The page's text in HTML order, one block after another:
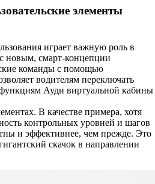
элементы
играет важную роль в
новым, смарт-концепции
команды с помощью
водителям переключать
Ауди виртуальной кабины
В качестве примера, хотя
контрольных уровней и шагов
и эффективнее, чем прежде. Это
скачок в направлении